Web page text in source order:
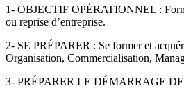
1- OBJECTIF OPÉRATIONNEL :
ou reprise d’entreprise.
2- SE PRÉPARER : Se former et
Organisation, Commercialisation,
3- PRÉPARER LE DÉMARRAGE